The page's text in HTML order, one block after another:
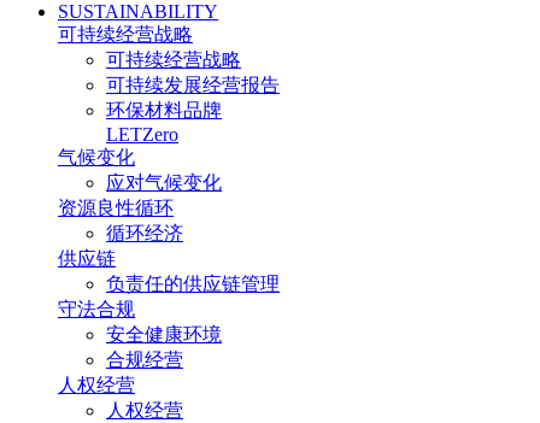
SUSTAINABILITY
可持续经营战略
可持续经营战略
可持续发展经营报告​
环保材料品牌
LETZero
气候变化
应对气候变化
资源良性循环
循环经济
供应链
负责任的供应链管理
守法合规
安全健康环境
合规经营
人权经营
人权经营